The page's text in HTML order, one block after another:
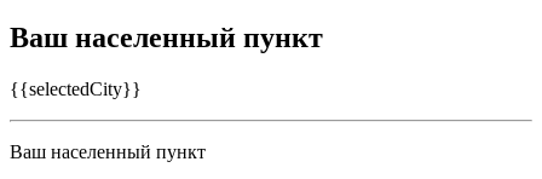
Ваш населенный пункт
{{selectedCity}}
Ваш населенный пункт